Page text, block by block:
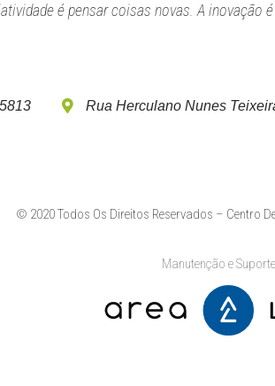
é pensar coisas novas. A inovação
Rua Herculano Nunes
© 2020 Todos Os Direitos Reservados – Centro
Manutenção e